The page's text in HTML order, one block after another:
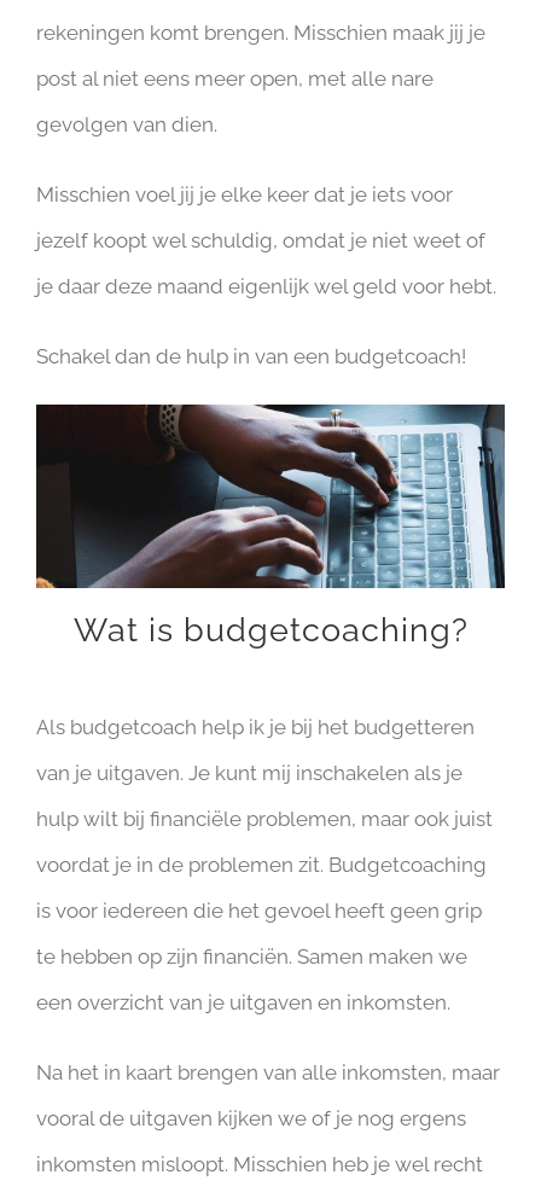
rekeningen komt brengen. Misschien maak jij je
post al niet eens meer open, met alle nare
gevolgen van dien.
Misschien voel jij je elke keer dat je iets voor
jezelf koopt wel schuldig, omdat je niet weet of
je daar deze maand eigenlijk wel geld voor hebt.
Schakel dan de hulp in van een budgetcoach!
Wat is budgetcoaching?
Als budgetcoach help ik je bij het budgetteren
van je uitgaven. Je kunt mij inschakelen als je
hulp wilt bij financiële problemen, maar ook juist
voordat je in de problemen zit. Budgetcoaching
is voor iedereen die het gevoel heeft geen grip
te hebben op zijn financiën. Samen maken we
een overzicht van je uitgaven en inkomsten.
Na het in kaart brengen van alle inkomsten, maar
vooral de uitgaven kijken we of je nog ergens
inkomsten misloopt. Misschien heb je wel recht